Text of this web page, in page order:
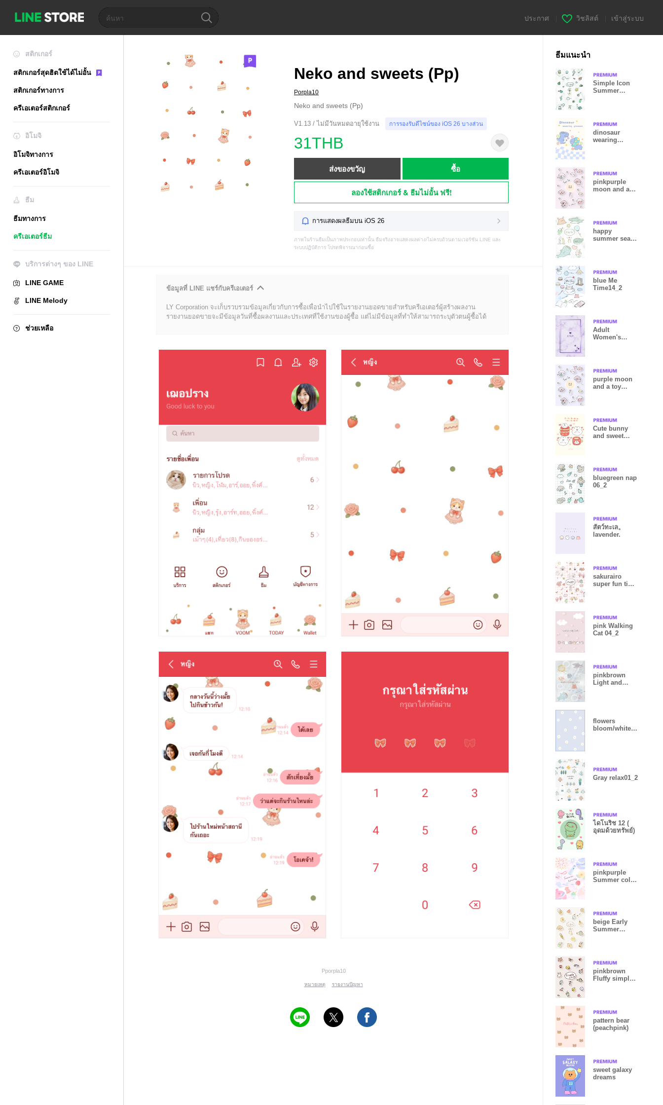
ประกาศ วิชลิสต์ เข้าสู่ระบบ
สติกเกอร์
สติกเกอร์สุดฮิตใช้ได้ไม่อั้น
สติกเกอร์ทางการ
ครีเอเตอร์สติกเกอร์
อิโมจิ
อิโมจิทางการ
ครีเอเตอร์อิโมจิ
ธีม
ธีมทางการ
ครีเอเตอร์ธีม
บริการต่างๆ ของ LINE
LINE GAME
LINE Melody
ช่วยเหลือ
Neko and sweets (Pp)
Porpla10
Neko and sweets (Pp)
V1.13 / ไม่มีวันหมดอายุใช้งาน การรองรับดีไซน์ของ iOS 26 บางส่วน
31THB
ส่งของขวัญ ซื้อ
ลองใช้สติกเกอร์ & ธีมไม่อั้น ฟรี!
การแสดงผลธีมบน iOS 26
ภาพในร้านธีมเป็นภาพประกอบเท่านั้น ธีมจริงอาจแสดงผลต่าง/ไม่ครบถ้วนตามเวอร์ชัน LINE และ
ระบบปฏิบัติการ โปรดพิจารณาก่อนซื้อ
ข้อมูลที่ LINE แชร์กับครีเอเตอร์
LY Corporation จะเก็บรวบรวมข้อมูลเกี่ยวกับการซื้อเพื่อนำไปใช้ในรายงานยอดขายสำหรับครีเอเตอร์ผู้สร้างผลงาน
รายงานยอดขายจะมีข้อมูลวันที่ซื้อผลงานและประเทศที่ใช้งานของผู้ซื้อ แต่ไม่มีข้อมูลที่ทำให้สามารถระบุตัวตนผู้ซื้อได้
Pporpla10
หมายเหตุ รายงานปัญหา
ธีมแนะนำ
Simple Icon
Summer
dinosaur
wearing
pinkpurple
moon and a
happy
summer sea
blue Me
Time14_2
Adult
Women's
purple moon
and a toy
Cute bunny
and sweet
bluegreen nap
06_2
สัตว์ทะเล。
lavender.
sakurairo
super fun time
pink Walking
Cat 04_2
pinkbrown
Light and
flowers
bloom/whitebl
Gray relax01_2
ไดโนริช 12 (
อุดมด้วยทรัพย์)
pinkpurple
Summer color
beige Early
Summer
pinkbrown
Fluffy simple
pattern bear
(peachpink)
sweet galaxy
dreams